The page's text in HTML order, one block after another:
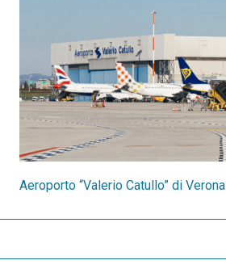
Aeroporto “Valerio Catullo” di Verona